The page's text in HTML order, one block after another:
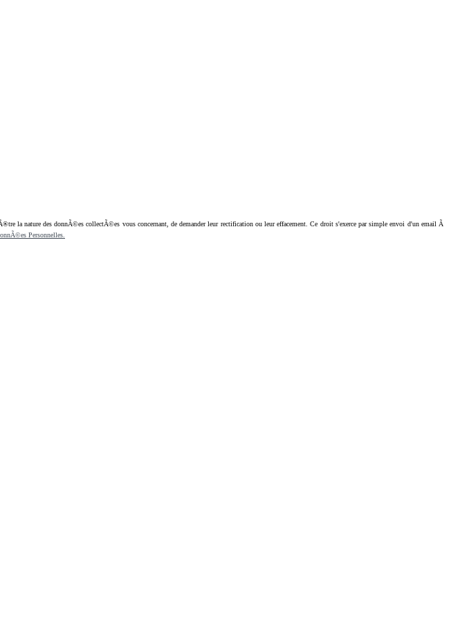
nature des donnÃ©es collectÃ©es vous concernant, de demander leur rectification ou leur effacement. Ce droit s'exerce par simple envoi d'un email Ã
Personnelles.